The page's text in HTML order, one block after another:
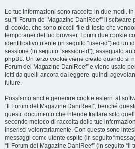
Le tue informazioni sono raccolte in due modi.
su “Il Forum del Magazine DaniReef” il software
di cookie, che sono piccoli file di testo che
temporanei del tuo browser. I primi due cookie
identificativo utente (in seguito “user-id”) ed un
sessione (in seguito “session-id”), assegnato
phpBB. Un terzo cookie viene creato quando si
Forum del Magazine DaniReef” e viene usato
letti da quelli ancora da leggere, quindi
future.
Possiamo anche generare cookie esterni al
“Il Forum del Magazine DaniReef”, benché
questo documento che intende trattare solo
secondo metodo di raccolta delle tue
inserisci volontariamente. Con questo sono
messaggi come utente ospite (in seguito
“Il Forum del Magazine DaniReef” (in seguito “il